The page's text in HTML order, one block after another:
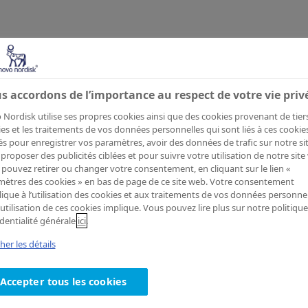
sur novonordisk.ch
accordons de l’importance au respect de votre vie
Nordisk utilise ses propres cookies ainsi que des cookies provenant de
et les traitements de vos données personnelles qui sont liés à ces
pour enregistrer vos paramètres, avoir des données de trafic sur notre
des publicités ciblées et pour suivre votre utilisation de notre site
retirer ou changer votre consentement, en cliquant sur le lien «
des cookies » en bas de page de ce site web. Votre consentement
à l’utilisation des cookies et aux traitements de vos données
de ces cookies implique. Vous pouvez lire plus sur notre
générale ici.
les détails
Accepter tous les cookies